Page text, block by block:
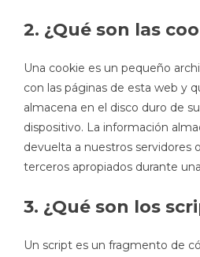
2. ¿Qué son las
Una cookie es un pequeño
con las páginas de esta web y
almacena en el disco duro de
dispositivo. La información
devuelta a nuestros servidores
terceros apropiados durante
3. ¿Qué son los
Un script es un fragmento de